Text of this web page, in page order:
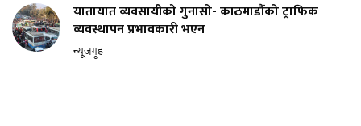
यातायात व्यवसायीको गुनासो- काठमाडौंको ट्राफिक
व्यवस्थापन प्रभावकारी भएन
न्यूजगृह